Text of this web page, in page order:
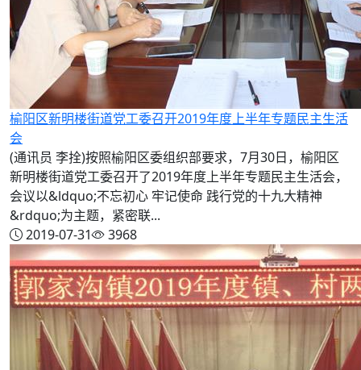
榆阳区新明楼街道党工委召开2019年度上半年专题民主生活
会
(通讯员 李拴)按照榆阳区委组织部要求，7月30日，榆阳区
新明楼街道党工委召开了2019年度上半年专题民主生活会，
会议以&ldquo;不忘初心 牢记使命 践行党的十九大精神
&rdquo;为主题，紧密联...
2019-07-31
3968